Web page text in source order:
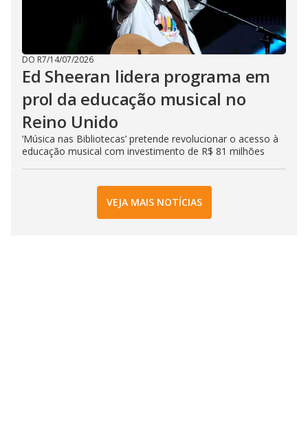
DO R7/14/07/2026
Ed Sheeran lidera programa em
prol da educação musical no
Reino Unido
‘Música nas Bibliotecas’ pretende revolucionar o acesso à
educação musical com investimento de R$ 81 milhões
VEJA MAIS NOTÍCIAS